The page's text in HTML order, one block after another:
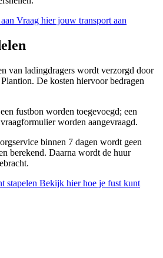
Vraag hier jouw transport aan
van ladingdragers wordt verzorgd door
De kosten hiervoor bedragen
fustbon worden toegevoegd; een
worden aangevraagd.
binnen 7 dagen wordt geen
berekend. Daarna wordt de huur
stapelen Bekijk hier hoe je fust kunt